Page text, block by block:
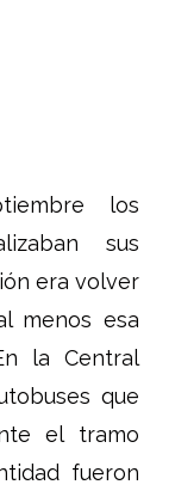
los
sus
era volver
menos esa
la Central
que
el tramo
fueron